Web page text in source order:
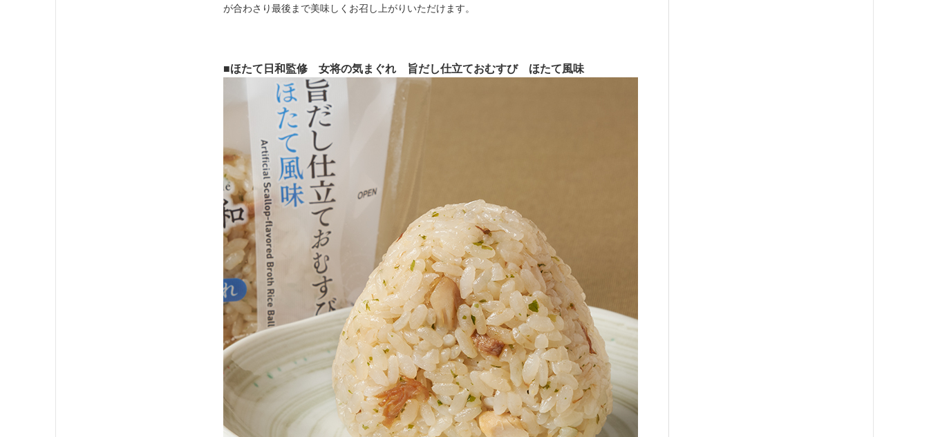
が合わさり最後まで美味しくお召し上がりいただけます。
■ほたて日和監修 女将の気まぐれ 旨だし仕立ておむすび ほたて風味